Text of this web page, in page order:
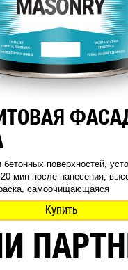
поверхностей,
мин после нанесения,
самоочищающаяся
Купить